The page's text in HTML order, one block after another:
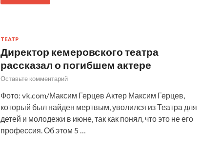
ТЕАТР
Директор кемеровского театра
рассказал о погибшем актере
Оставьте комментарий
Фото: vk.com/Максим Герцев Актер Максим Герцев,
который был найден мертвым, уволился из Театра для
детей и молодежи в июне, так как понял, что это не его
профессия. Об этом 5 …